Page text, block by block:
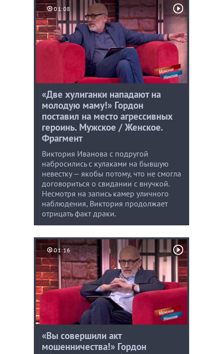
01:08
«Две хулиганки нападают на
молодую маму!» Гордон
поставил на место агрессивных
героинь. Мужское / Женское.
Фрагмент
Виктория Иванова с подругой
набросились с кулаками на бывшую
невестку — якобы потому, что не смогла
договориться о свидании с внучкой.
Несмотря на запись камер уличного
наблюдения, Виктория продолжает
отрицать факт драки.
01:16
«Вы совершили акт
мошенничества!» Гордон